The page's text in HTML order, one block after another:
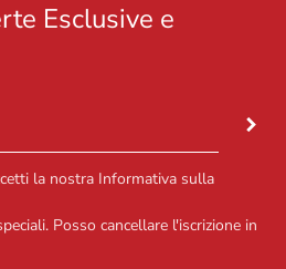
Esclusive e
la nostra Informativa sulla
Posso cancellare l'iscrizione in